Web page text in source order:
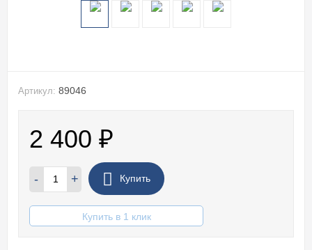
Артикул: 89046
2 400 ₽
- + Купить
Купить в 1 клик